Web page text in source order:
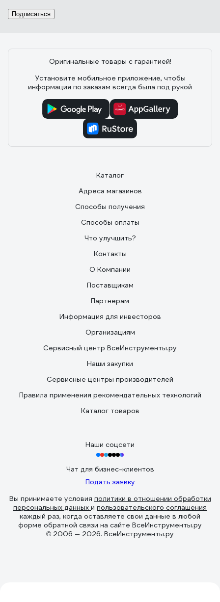
Подписаться
Оригинальные товары с гарантией!
Установите мобильное приложение, чтобы
информация по заказам всегда была под рукой
Каталог
Адреса магазинов
Способы получения
Способы оплаты
Что улучшить?
Контакты
О Компании
Поставщикам
Партнерам
Информация для инвесторов
Организациям
Сервисный центр ВсеИнструменты.ру
Наши закупки
Сервисные центры производителей
Правила применения рекомендательных технологий
Каталог товаров
Наши соцсети
Чат для бизнес-клиентов
Подать заявку
Вы принимаете условия политики в отношении обработки
персональных данных и пользовательского соглашения
каждый раз, когда оставляете свои данные в любой
форме обратной связи на сайте ВсеИнструменты.ру
© 2006 — 2026. ВсеИнструменты.ру